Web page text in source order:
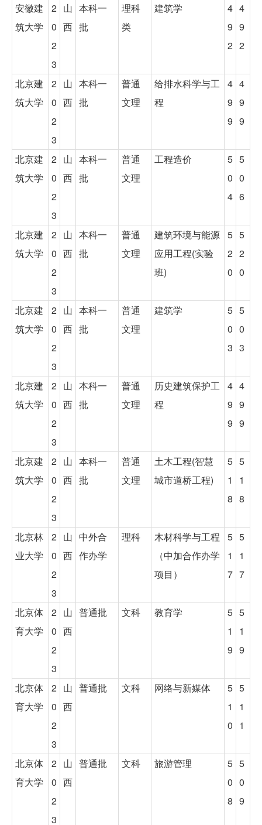
安徽建
筑大学
2
0
2
3
山
西
本科一
批
理科
类
建筑学
4
9
2
4
9
2
北京建
筑大学
2
0
2
3
山
西
本科一
批
普通
文理
给排水科学与工
程
4
9
9
4
9
9
北京建
筑大学
2
0
2
3
山
西
本科一
批
普通
文理
工程造价
5
0
4
5
0
6
北京建
筑大学
2
0
2
3
山
西
本科一
批
普通
文理
建筑环境与能源
应用工程(实验
班)
5
2
0
5
2
0
北京建
筑大学
2
0
2
3
山
西
本科一
批
普通
文理
建筑学
5
0
3
5
0
3
北京建
筑大学
2
0
2
3
山
西
本科一
批
普通
文理
历史建筑保护工
程
4
9
9
4
9
9
北京建
筑大学
2
0
2
3
山
西
本科一
批
普通
文理
土木工程(智慧
城市道桥工程)
5
1
8
5
1
8
北京林
业大学
2
0
2
3
山
西
中外合
作办学
理科
木材科学与工程
（中加合作办学
项目）
5
1
7
5
1
7
北京体
育大学
2
0
2
3
山
西
普通批 文科 教育学
5
1
9
5
1
9
北京体
育大学
2
0
2
3
山
西
普通批 文科 网络与新媒体
5
1
0
5
1
1
北京体
育大学
2
0
2
3
山
西
普通批 文科 旅游管理
5
0
8
5
0
9